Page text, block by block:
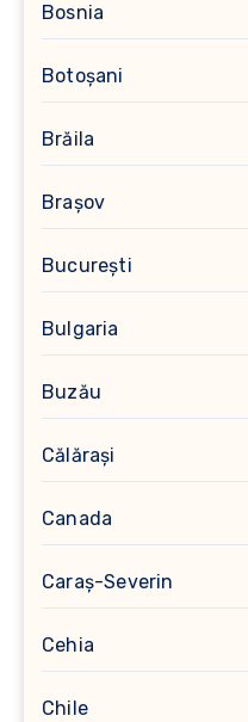
Bosnia
Botoșani
Brăila
Brașov
București
Bulgaria
Buzău
Călărași
Canada
Caraș-Severin
Cehia
Chile